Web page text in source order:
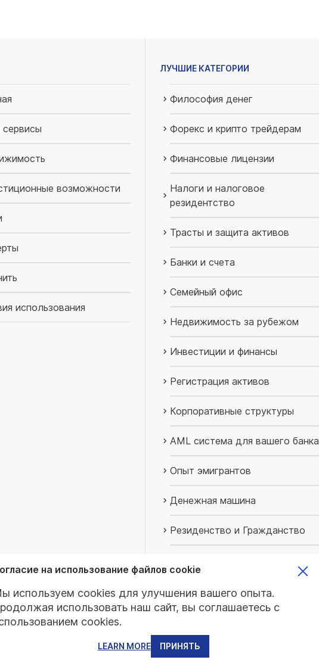
возможности
использования
ЛУЧШИЕ КАТЕГОРИИ
Философия денег
Форекс и крипто трейдерам
Финансовые лицензии
Налоги и налоговое
резидентство
Трасты и защита активов
Банки и счета
Семейный офис
Недвижимость за рубежом
Инвестиции и финансы
Регистрация активов
Корпоративные структуры
AML система для вашего банка
Опыт эмигрантов
Денежная машина
Резиденство и Гражданство
Master Minds
Team
на использование файлов cookie
используем cookies для улучшения вашего опыта.
использовать наш сайт, вы соглашаетесь с
cookies.
LEARN MORE ПРИНЯТЬ